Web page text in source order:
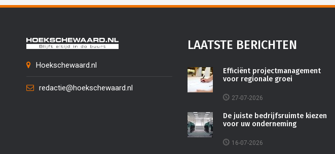
Hoekschewaard.nl
redactie@hoekschewaard.nl
LAATSTE BERICHTEN
Efficiënt projectmanagement
voor regionale groei
27-07-2026
De juiste bedrijfsruimte kiezen
voor uw onderneming
16-07-2026